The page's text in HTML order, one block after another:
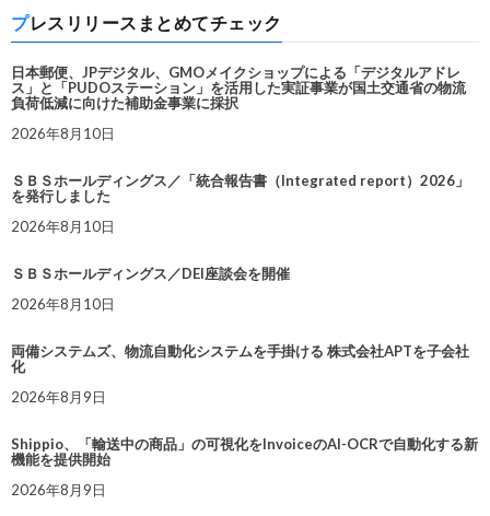
プレスリリースまとめてチェック
日本郵便、JPデジタル、GMOメイクショップによる「デジタルアドレ
ス」と「PUDOステーション」を活用した実証事業が国土交通省の物流
負荷低減に向けた補助金事業に採択
2026年8月10日
ＳＢＳホールディングス／「統合報告書（Integrated report）2026」
を発行しました
2026年8月10日
ＳＢＳホールディングス／DEI座談会を開催
2026年8月10日
両備システムズ、物流自動化システムを手掛ける 株式会社APTを子会社
化
2026年8月9日
Shippio、「輸送中の商品」の可視化をInvoiceのAI-OCRで自動化する新
機能を提供開始
2026年8月9日